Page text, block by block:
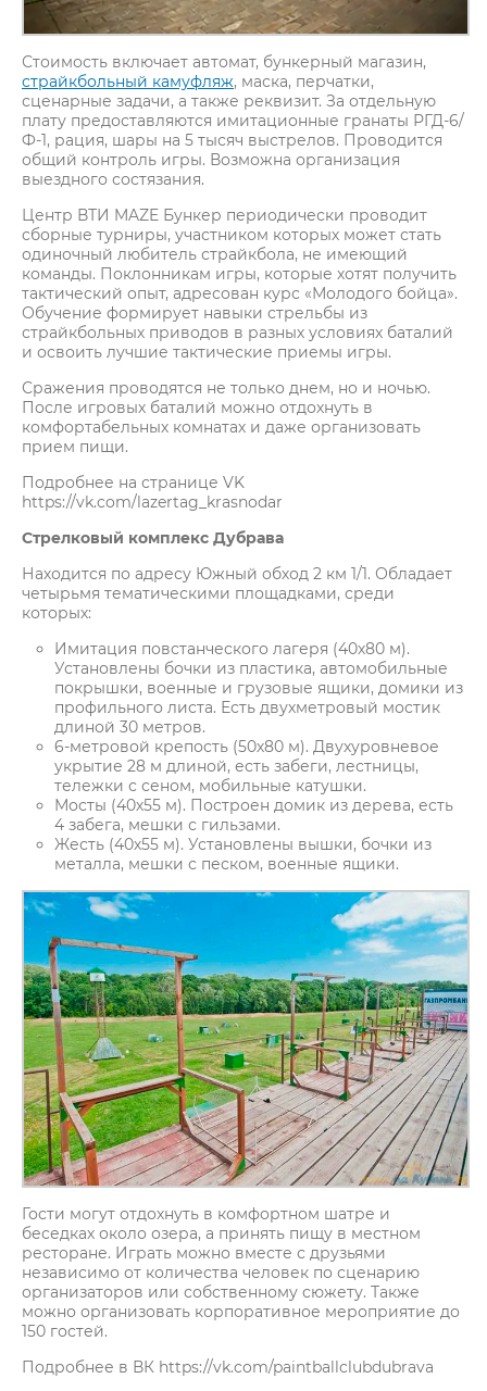
Стоимость включает автомат, бункерный магазин,
страйкбольный камуфляж, маска, перчатки,
сценарные задачи, а также реквизит. За отдельную
плату предоставляются имитационные гранаты РГД-6/
Ф-1, рация, шары на 5 тысяч выстрелов. Проводится
общий контроль игры. Возможна организация
выездного состязания.
Центр ВТИ MAZE Бункер периодически проводит
сборные турниры, участником которых может стать
одиночный любитель страйкбола, не имеющий
команды. Поклонникам игры, которые хотят получить
тактический опыт, адресован курс «Молодого бойца».
Обучение формирует навыки стрельбы из
страйкбольных приводов в разных условиях баталий
и освоить лучшие тактические приемы игры.
Сражения проводятся не только днем, но и ночью.
После игровых баталий можно отдохнуть в
комфортабельных комнатах и даже организовать
прием пищи.
Подробнее на странице VK
https://vk.com/lazertag_krasnodar
Стрелковый комплекс Дубрава
Находится по адресу Южный обход 2 км 1/1. Обладает
четырьмя тематическими площадками, среди
которых:
Имитация повстанческого лагеря (40х80 м).
Установлены бочки из пластика, автомобильные
покрышки, военные и грузовые ящики, домики из
профильного листа. Есть двухметровый мостик
длиной 30 метров.
6-метровой крепость (50х80 м). Двухуровневое
укрытие 28 м длиной, есть забеги, лестницы,
тележки с сеном, мобильные катушки.
Мосты (40х55 м). Построен домик из дерева, есть
4 забега, мешки с гильзами.
Жесть (40х55 м). Установлены вышки, бочки из
металла, мешки с песком, военные ящики.
Гости могут отдохнуть в комфортном шатре и
беседках около озера, а принять пищу в местном
ресторане. Играть можно вместе с друзьями
независимо от количества человек по сценарию
организаторов или собственному сюжету. Также
можно организовать корпоративное мероприятие до
150 гостей.
Подробнее в ВК https://vk.com/paintballclubdubrava